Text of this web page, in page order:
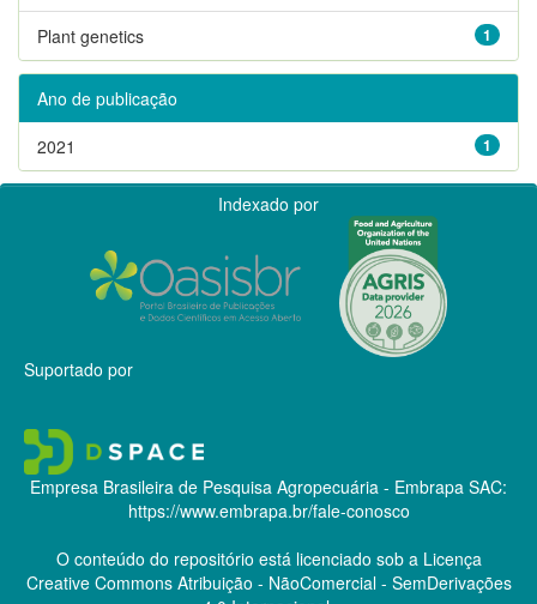
1
Plant genetics
Ano de publicação
1
2021
Indexado por
Suportado por
Empresa Brasileira de Pesquisa Agropecuária - Embrapa SAC:
https://www.embrapa.br/fale-conosco
O conteúdo do repositório está licenciado sob a Licença
Creative CommonsAtribuição - NãoComercial - SemDerivações